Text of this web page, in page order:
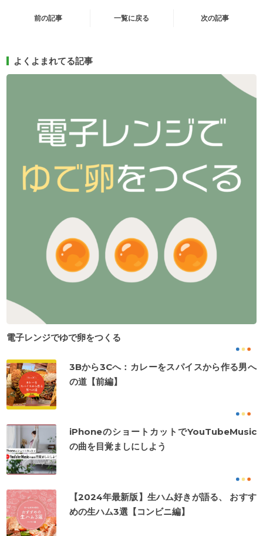
前の記事 一覧に戻る 次の記事
よくよまれてる記事
電子レンジでゆで卵をつくる
3Bから3Cへ：カレーをスパイスから作る男へ
の道【前編】
iPhoneのショートカットでYouTubeMusic
の曲を目覚ましにしよう
【2024年最新版】生ハム好きが語る、 おすす
めの生ハム3選【コンビニ編】